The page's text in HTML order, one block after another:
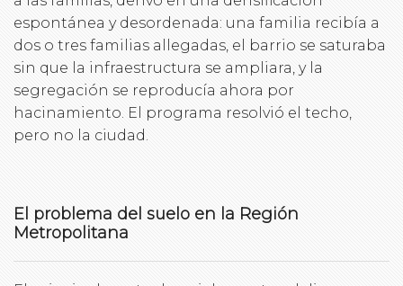
espontánea y desordenada: una familia recibía a
dos o tres familias allegadas, el barrio se saturaba
sin que la infraestructura se ampliara, y la
segregación se reproducía ahora por
hacinamiento. El programa resolvió el techo,
pero no la ciudad.
El problema del suelo en la Región
Metropolitana